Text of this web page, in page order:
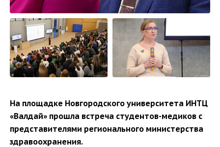
На площадке Новгородского университета ИНТЦ
«Валдай» прошла встреча студентов-медиков с
представителями регионального министерства
здравоохранения.